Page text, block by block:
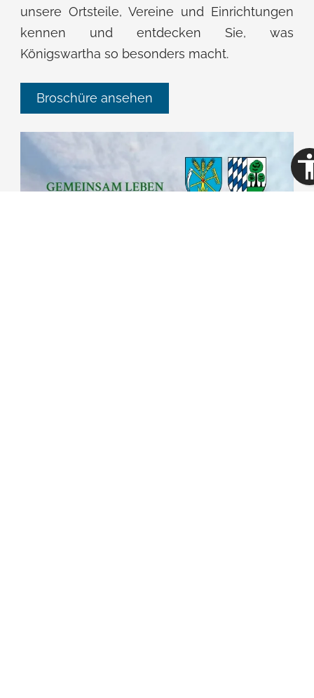
unsere Ortsteile, Vereine und Einrichtungen
kennen und entdecken Sie, was
Königswartha so besonders macht.
Broschüre ansehen